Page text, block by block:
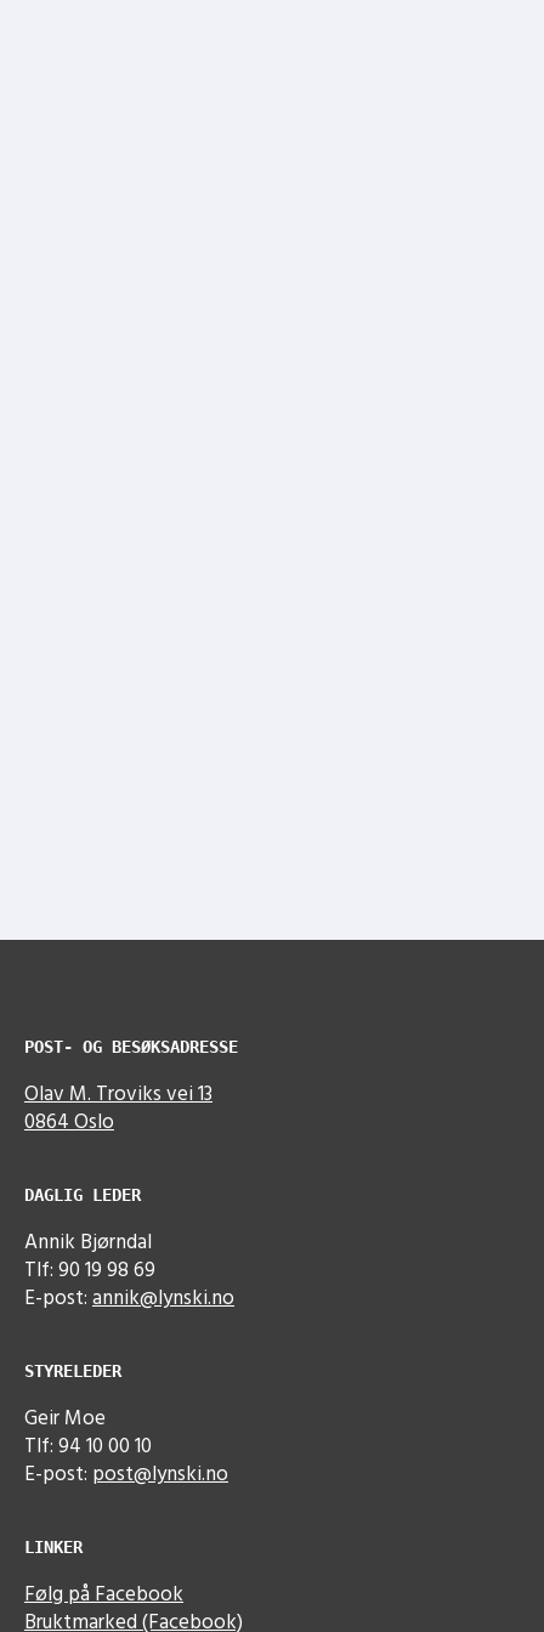
POST- OG BESØKSADRESSE
Olav M. Troviks vei 13
0864 Oslo
DAGLIG LEDER
Annik Bjørndal
Tlf: 90 19 98 69
E-post:annik@lynski.no
STYRELEDER
Geir Moe
Tlf: 94 10 00 10
E-post: post@lynski.no
LINKER
Følg på Facebook
Bruktmarked (Facebook)